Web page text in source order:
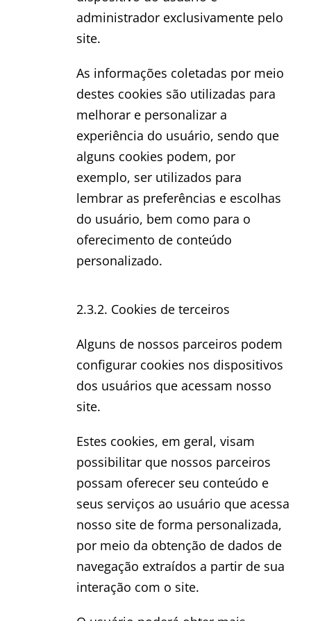
administrador exclusivamente pelo
site.
As informações coletadas por meio
destes cookies são utilizadas para
melhorar e personalizar a
experiência do usuário, sendo que
alguns cookies podem, por
exemplo, ser utilizados para
lembrar as preferências e escolhas
do usuário, bem como para o
oferecimento de conteúdo
personalizado.
2.3.2. Cookies de terceiros
Alguns de nossos parceiros podem
configurar cookies nos dispositivos
dos usuários que acessam nosso
site.
Estes cookies, em geral, visam
possibilitar que nossos parceiros
possam oferecer seu conteúdo e
seus serviços ao usuário que acessa
nosso site de forma personalizada,
por meio da obtenção de dados de
navegação extraídos a partir de sua
interação com o site.